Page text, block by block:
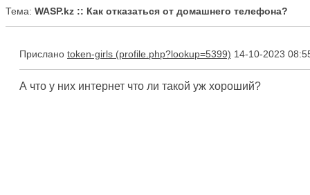
Тема: WASP.kz :: Как отказаться от домашнего телефона?
Прислано token-girls 14-10-2023
А что у них интернет что ли такой уж хороший?